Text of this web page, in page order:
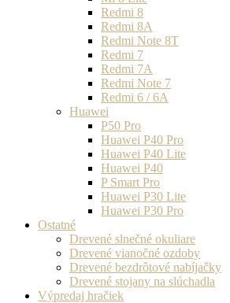
Redmi 8
Redmi 8A
Redmi Note 8T
Redmi 7
Redmi 7A
Redmi Note 7
Redmi 6 / 6A
Huawei
P50 Pro
Huawei P40 Pro
Huawei P40 Lite
Huawei P40
P Smart Pro
Huawei P30 Lite
Huawei P30 Pro
Ostatné
Drevené slnečné okuliare
Drevené vianočné ozdoby
Drevené bezdrôtové nabíjačky
Drevené stojany na slúchadla
Výpredaj hračiek